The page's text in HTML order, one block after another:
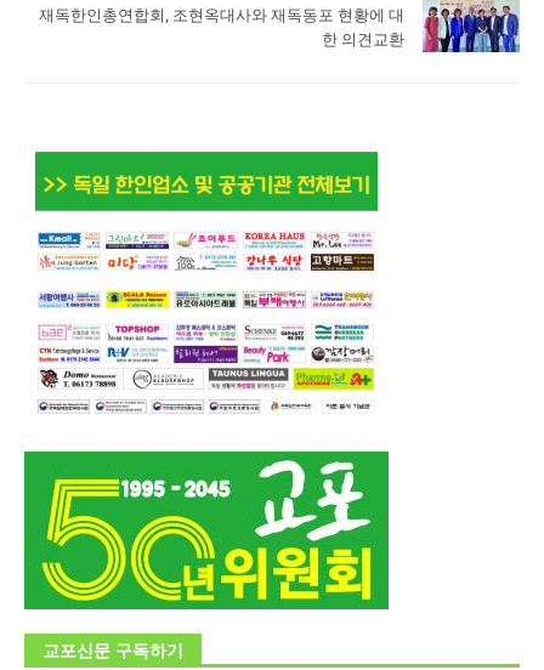
재독한인총연합회, 조현옥대사와 재독동포 현황에 대
한 의견교환
교포신문 구독하기